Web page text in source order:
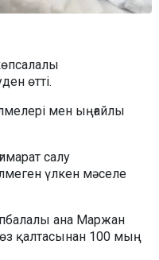
өтті.
мен ыңғайлы
салу
үлкен мәселе
ана Маржан
өз қалтасынан 100 мың